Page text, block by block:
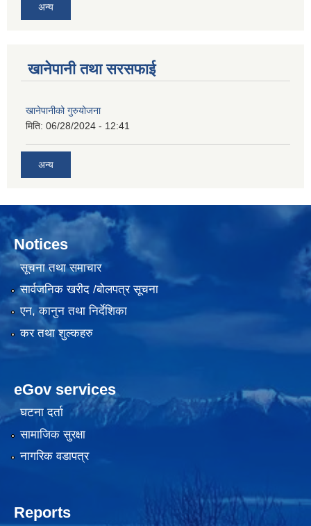
अन्य
खानेपानी तथा सरसफाई
खानेपानीको गुरुयोजना
मिति: 06/28/2024 - 12:41
अन्य
Notices
सूचना तथा समाचार
सार्वजनिक खरीद /बोलपत्र सूचना
एन, कानुन तथा निर्देशिका
कर तथा शुल्कहरु
eGov services
घटना दर्ता
सामाजिक सुरक्षा
नागरिक वडापत्र
Reports